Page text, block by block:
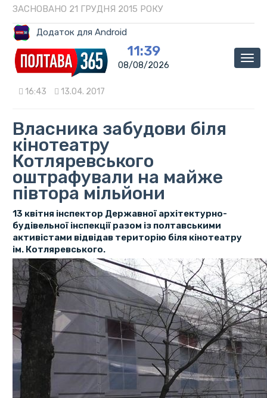
ЗАСНОВАНО 21 ГРУДНЯ 2015 РОКУ
Додаток для Android
11:39
08/08/2026
16:43 13.04. 2017
Власника забудови біля
кінотеатру
Котляревського
оштрафували на майже
півтора мільйони
13 квітня інспектор Державної архітектурно-
будівельної інспекції разом із полтавськими
активістами відвідав територію біля кінотеатру
ім. Котляревського.